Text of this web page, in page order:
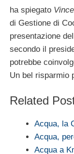
ha spiegato
di Gestione di
presentazione
secondo il
potrebbe
Un bel risparmio
Related
Acqua, la
Acqua,
Acqua a